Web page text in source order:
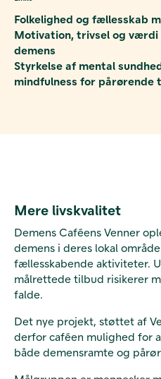
Folkelighed og fællesskab
Motivation, trivsel og
demens
Styrkelse af mental
mindfulness for pårørende
Mere livskvalitet
Demens Caféens Venner
demens i deres lokal
fællesskabende aktiviteter.
målrettede tilbud risikerer
falde.
Det nye projekt, støttet af
derfor caféen mulighed for
både demensramte og